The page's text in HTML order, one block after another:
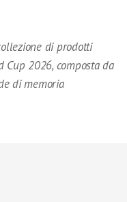
di prodotti
Cup 2026, composta da
di memoria